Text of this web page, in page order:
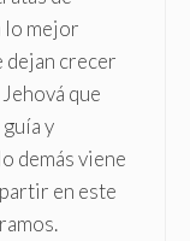
lo mejor
dejan crecer
que
y
demás viene
en este